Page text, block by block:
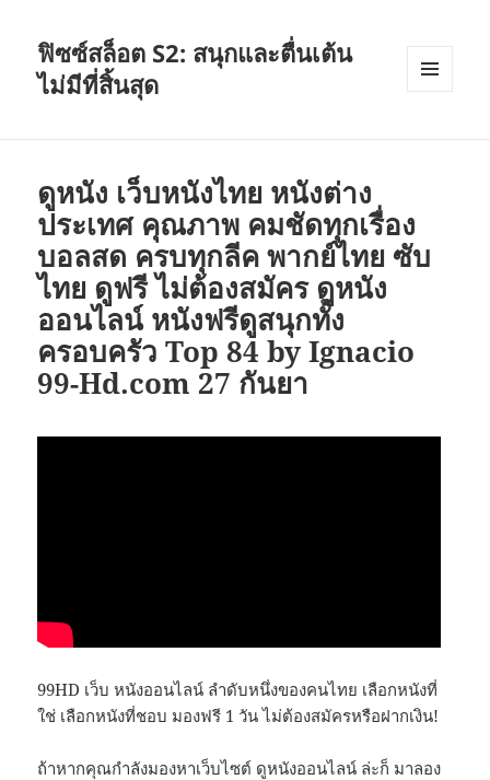
ฟิซซ์สล็อต S2: สนุกและตื่นเต้น
ไม่มีที่สิ้นสุด
ดูหนัง เว็บหนังไทย หนังต่าง
ประเทศ คุณภาพ คมชัดทุกเรื่อง
บอลสด ครบทุกลีค พากย์ไทย ซับ
ไทย ดูฟรี ไม่ต้องสมัคร ดูหนัง
ออนไลน์ หนังฟรีดูสนุกทั้ง
ครอบครัว Top 84 by Ignacio
99-Hd.com 27 กันยา
99HD เว็บ หนังออนไลน์ ลำดับหนึ่งของคนไทย เลือกหนังที่
ใช่ เลือกหนังที่ชอบ มองฟรี 1 วัน ไม่ต้องสมัครหรือฝากเงิน!
ถ้าหากคุณกำลังมองหาเว็บไซต์ ดูหนังออนไลน์ ล่ะก็ มาลอง